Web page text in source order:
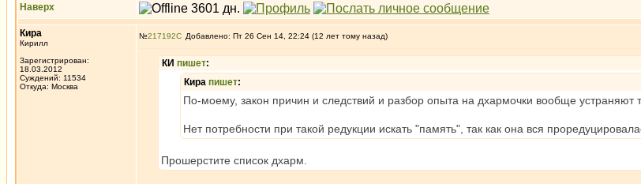
Наверх
Кира
Кирилл
Зарегистрирован:
18.03.2012
Суждений: 11534
Откуда: Москва
№217192 Добавлено: Пт 26 Сен 14, 22:24 (12 лет тому назад)
КИ пишет:
Кира пишет:
По-моему, закон причин и следствий и разбор опыта на дхармочки вообще устраняют
Нет потребности при такой редукции искать "память", так как она вся
Прошерстите список дхарм.